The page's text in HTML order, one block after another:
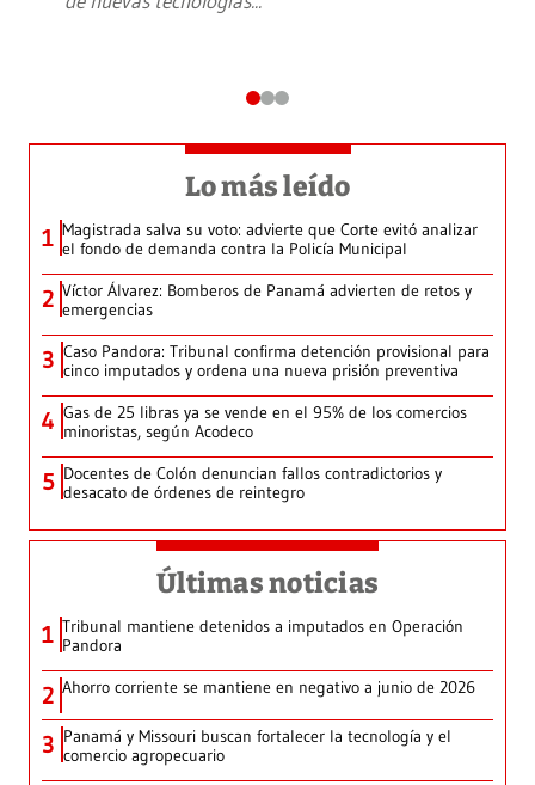
Lo más leído
1 Magistrada salva su voto: advierte que Corte evitó analizar
el fondo de demanda contra la Policía Municipal
2 Víctor Álvarez: Bomberos de Panamá advierten de retos y
emergencias
3 Caso Pandora: Tribunal confirma detención provisional para
cinco imputados y ordena una nueva prisión preventiva
4 Gas de 25 libras ya se vende en el 95% de los comercios
minoristas, según Acodeco
5 Docentes de Colón denuncian fallos contradictorios y
desacato de órdenes de reintegro
Últimas noticias
1 Tribunal mantiene detenidos a imputados en Operación
Pandora
2 Ahorro corriente se mantiene en negativo a junio de 2026
3 Panamá y Missouri buscan fortalecer la tecnología y el
comercio agropecuario